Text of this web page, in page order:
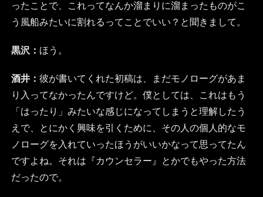
ったことで、これってなんか溜まりに溜まったものがこ
う風船みたいに割れるってことでいい？と聞きまして。
黒沢： ほう。
酒井： 彼が書いてくれた初稿は、まだモノローグがあま
り入ってなかったんですけど。僕としては、これはもう
「はったり」みたいな感じになってしまうと理解したう
えで、とにかく興味を引くために、その人の個人的なモ
ノローグを入れていったほうがいいかなって思ってたん
ですよね。それは『カウンセラー』とかでもやった方法
だったので。